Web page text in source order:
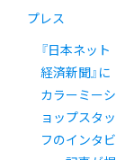
プレス
『日本ネット
経済新聞』に
カラーミーシ
ョップスタッ
フのインタビ